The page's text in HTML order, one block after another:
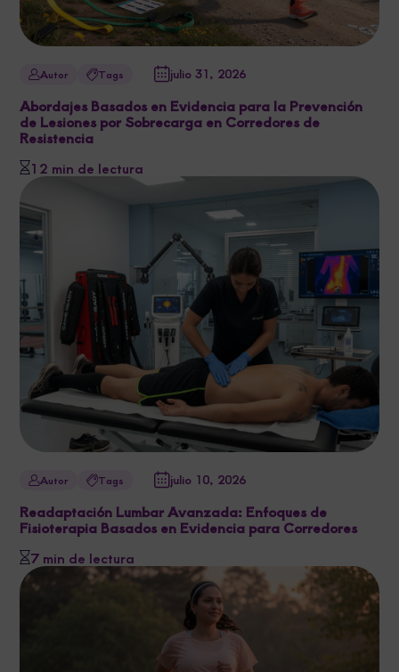
Autor Tags julio 31, 2026
Abordajes Basados en Evidencia para la Prevención
de Lesiones por Sobrecarga en Corredores de
Resistencia
12 min de lectura
Autor Tags julio 10, 2026
Readaptación Lumbar Avanzada: Enfoques de
Fisioterapia Basados en Evidencia para Corredores
7 min de lectura